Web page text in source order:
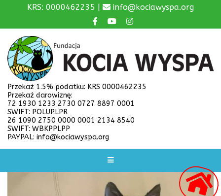
KRS: 0000462235 | info@kociawyspa.org
Przekaż 1.5% podatku: KRS 0000462235
Przekaż darowiznę:
72 1930 1233 2730 0727 8897 0001
SWIFT: POLUPLPR
26 1090 2750 0000 0001 2134 8540
SWIFT: WBKPPLPP
PAYPAL: info@kociawyspa.org